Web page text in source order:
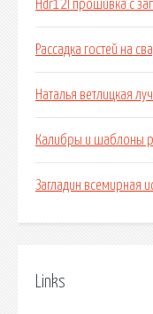
Hdr12l прошивка с
Рассадка гостей на
Наталья ветлицкая
Калибры и шаблоны
Загладин всемирная
Links